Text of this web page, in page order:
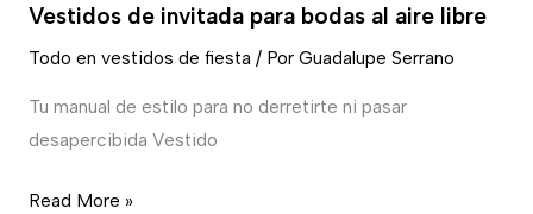
Vestidos de invitada para bodas al aire libre
Todo en vestidos de fiesta / Por Guadalupe Serrano
Tu manual de estilo para no derretirte ni pasar
desapercibida Vestido
invitada
para
libre
Read More »